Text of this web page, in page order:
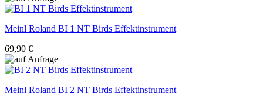
Meinl Roland BI 1 NT Birds Effektinstrument
69,90 €
Meinl Roland BI 2 NT Birds Effektinstrument